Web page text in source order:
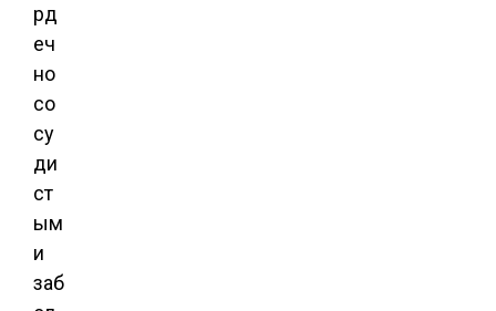
рд
еч
но
со
су
ди
ст
ым
и
заб